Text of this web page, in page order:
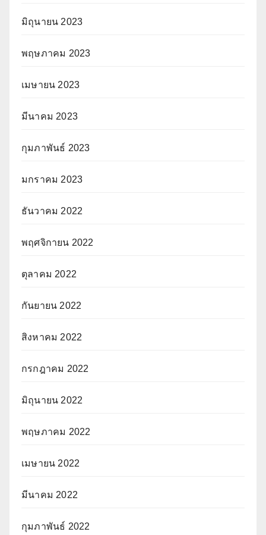
มิถุนายน 2023
พฤษภาคม 2023
เมษายน 2023
มีนาคม 2023
กุมภาพันธ์ 2023
มกราคม 2023
ธันวาคม 2022
พฤศจิกายน 2022
ตุลาคม 2022
กันยายน 2022
สิงหาคม 2022
กรกฎาคม 2022
มิถุนายน 2022
พฤษภาคม 2022
เมษายน 2022
มีนาคม 2022
กุมภาพันธ์ 2022